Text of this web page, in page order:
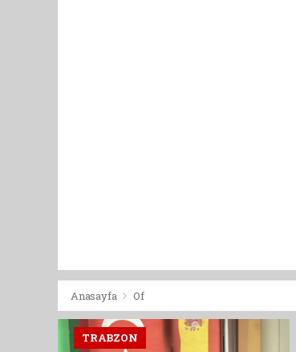
Anasayfa Of
TRABZON